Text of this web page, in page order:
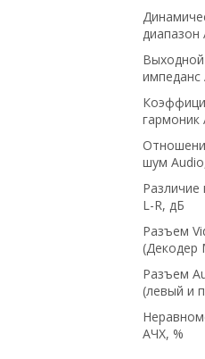
диапазон
Выходной
гармоник
шум
Различие
L-R, дБ
Разъем
(Декодер
Разъем
(левый и
АЧХ, %